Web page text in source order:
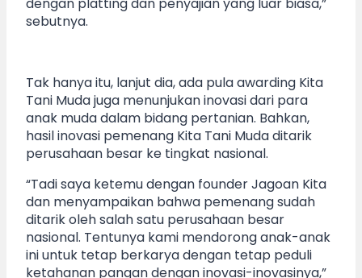
sebutnya.
Tak hanya itu, lanjut dia, ada pula awarding Kita
Tani Muda juga menunjukan inovasi dari para
anak muda dalam bidang pertanian. Bahkan,
hasil inovasi pemenang Kita Tani Muda ditarik
perusahaan besar ke tingkat nasional.
“Tadi saya ketemu dengan founder Jagoan Kita
dan menyampaikan bahwa pemenang sudah
ditarik oleh salah satu perusahaan besar
nasional. Tentunya kami mendorong anak-anak
ini untuk tetap berkarya dengan tetap peduli
ketahanan pangan dengan inovasi-inovasinya,”